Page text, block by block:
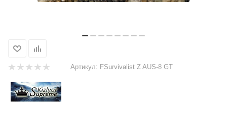
Артикул: FSurvivalist Z AUS-8 GT